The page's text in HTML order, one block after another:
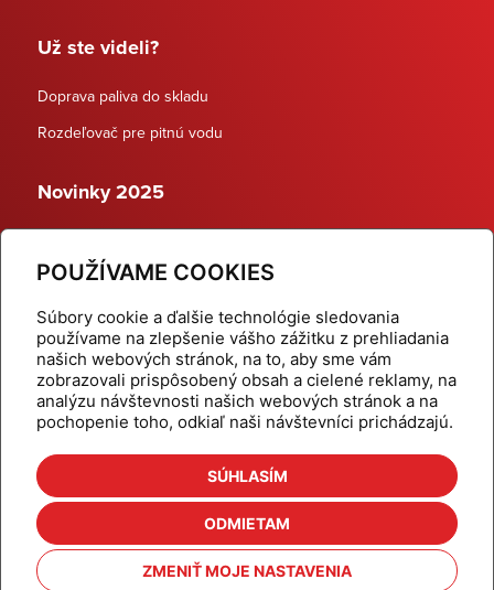
POUŽÍVAME COOKIES
Súbory cookie a ďalšie technológie sledovania
používame na zlepšenie vášho zážitku z prehliadania
našich webových stránok, na to, aby sme vám
zobrazovali prispôsobený obsah a cielené reklamy, na
analýzu návštevnosti našich webových stránok a na
pochopenie toho, odkiaľ naši návštevníci prichádzajú.
SÚHLASÍM
ODMIETAM
ZMENIŤ MOJE NASTAVENIA
Už ste videli?
Doprava paliva do skladu
Rozdeľovač pre pitnú vodu
Novinky 2025
Dynamické termostatické ventily
Domov
Produkty
Aktuality
Odber šikovné tipy
Kalkulačky
Cenníky
Na stiahnutie
Referencie
Kontakt